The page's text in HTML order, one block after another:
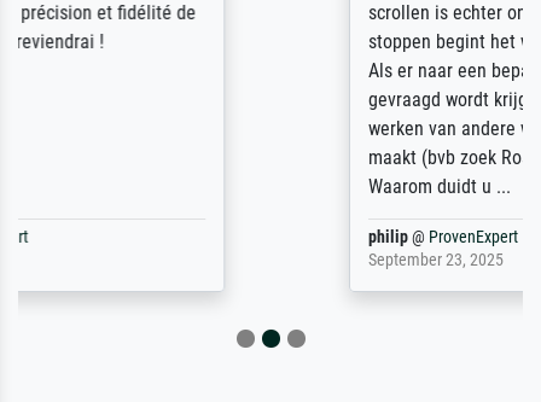
scrollen is echter onbegonnen werk (na
stoppen begint het weer van voor af aan).
Als er naar een bepaalde kunstenaar
gevraagd wordt krijg je ook een aantal
werken van andere wat het onoverzichtelijk
maakt (bvb zoek Ros = ook Rops, Rose etc).